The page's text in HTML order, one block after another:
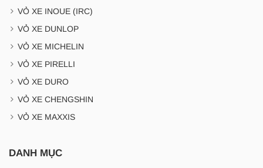
VỎ XE INOUE (IRC)
VỎ XE DUNLOP
VỎ XE MICHELIN
VỎ XE PIRELLI
VỎ XE DURO
VỎ XE CHENGSHIN
VỎ XE MAXXIS
DANH MỤC